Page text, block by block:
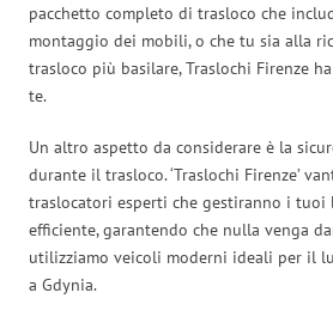
pacchetto completo di trasloco che
montaggio dei mobili, o che tu sia alla
trasloco più basilare, Traslochi Firenze
te.
Un altro aspetto da considerare è la
durante il trasloco. ‘Traslochi Firenze’
traslocatori esperti che gestiranno i tuoi
efficiente, garantendo che nulla venga
utilizziamo veicoli moderni ideali per il
a Gdynia.